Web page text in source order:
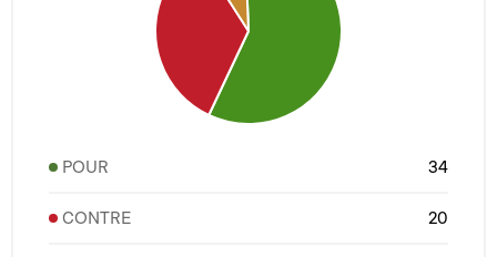
POUR 34
CONTRE 20